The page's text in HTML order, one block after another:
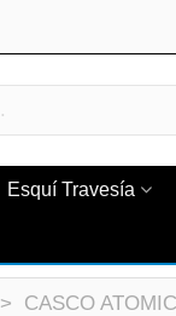
Esquí Travesía
> CASCO